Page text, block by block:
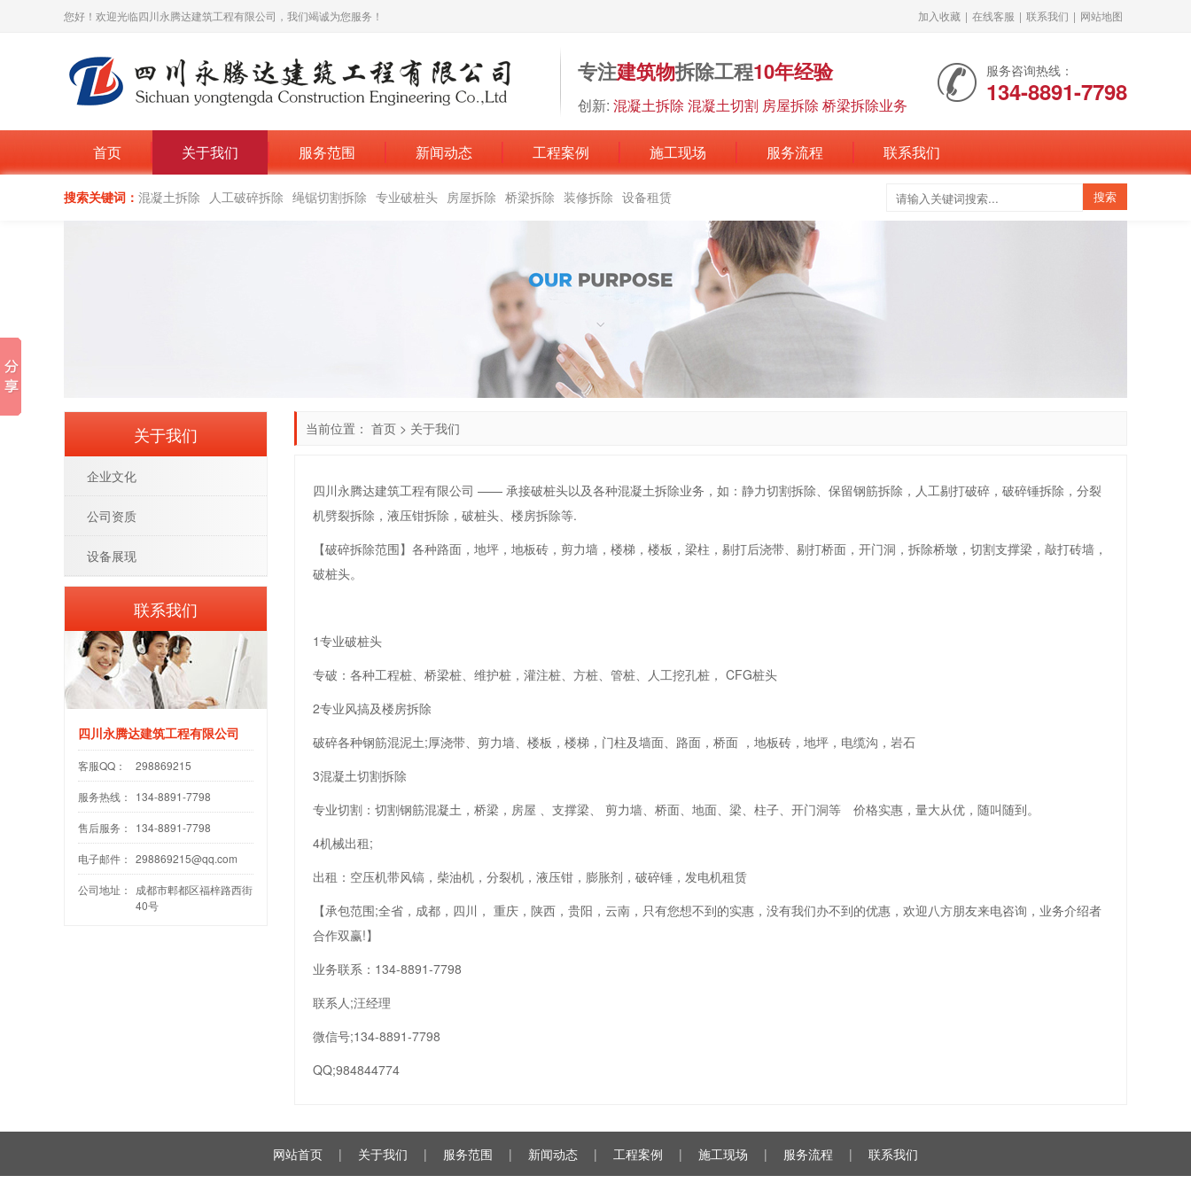
您好！欢迎光临四川永腾达建筑工程有限公司，我们竭诚为您服务！ 加入收藏 | 在线客服 | 联系我们 | 网站地图
专注建筑物拆除工程10年经验
创新: 混凝土拆除 混凝土切割 房屋拆除 桥梁拆除业务
服务咨询热线：
134-8891-7798
首页 关于我们 服务范围 新闻动态 工程案例 施工现场 服务流程 联系我们
搜索关键词： 混凝土拆除 人工破碎拆除 绳锯切割拆除 专业破桩头 房屋拆除 桥梁拆除 装修拆除 设备租赁
当前位置： 首页 > 关于我们
四川永腾达建筑工程有限公司 —— 承接破桩头以及各种混凝土拆除业务，如：静力切割拆除、保留钢筋拆除，人工剔打破碎，破碎锤拆除，分裂
机劈裂拆除，液压钳拆除，破桩头、楼房拆除等.
【破碎拆除范围】各种路面，地坪，地板砖，剪力墙，楼梯，楼板，梁柱，剔打后浇带、剔打桥面，开门洞，拆除桥墩，切割支撑梁，敲打砖墙，
破桩头。
1专业破桩头
专破：各种工程桩、桥梁桩、维护桩，灌注桩、方桩、管桩、人工挖孔桩， CFG桩头
2专业风搞及楼房拆除
破碎各种钢筋混泥土;厚浇带、剪力墙、楼板，楼梯，门柱及墙面、路面，桥面 ，地板砖，地坪，电缆沟，岩石
3混凝土切割拆除
专业切割：切割钢筋混凝土，桥梁，房屋 、支撑梁、 剪力墙、桥面、地面、梁、柱子、开门洞等 价格实惠，量大从优，随叫随到。
4机械出租;
出租：空压机带风镐，柴油机，分裂机，液压钳，膨胀剂，破碎锤，发电机租赁
【承包范围;全省，成都，四川， 重庆，陕西，贵阳，云南，只有您想不到的实惠，没有我们办不到的优惠，欢迎八方朋友来电咨询，业务介绍者
合作双赢!】
业务联系：134-8891-7798
联系人;汪经理
微信号;134-8891-7798
QQ;984844774
关于我们
企业文化
公司资质
设备展现
联系我们
四川永腾达建筑工程有限公司
客服QQ： 298869215
服务热线： 134-8891-7798
售后服务： 134-8891-7798
电子邮件： 298869215@qq.com
公司地址：
成都市郫都区福梓路西街
40号
网站首页 | 关于我们 | 服务范围 | 新闻动态 | 工程案例 | 施工现场 | 服务流程 | 联系我们